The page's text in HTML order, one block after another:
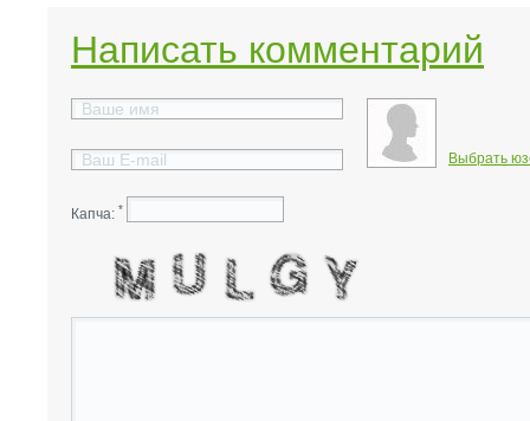
Написать комментарий
Выбрать
Капча: *